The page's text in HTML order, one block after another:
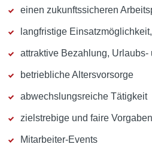
einen zukunftssicheren
langfristige
attraktive Bezahlung, Urlaubs-
betriebliche Altersvorsorge
abwechslungsreiche Tätigkeit
zielstrebige und faire
Mitarbeiter-Events